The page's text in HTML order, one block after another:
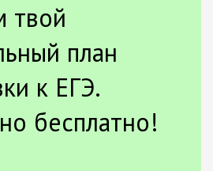
твой
план
к ЕГЭ.
бесплатно!